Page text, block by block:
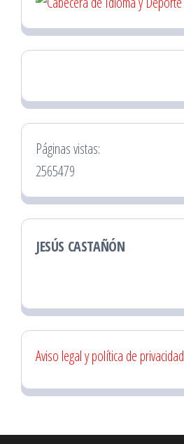
Páginas vistas:
2565479
JESÚS CASTAÑÓN
Aviso legal y política de privacidad